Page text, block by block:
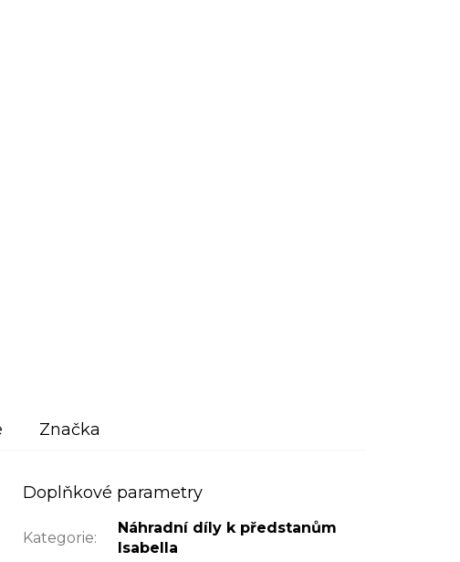
Značka
Doplňkové parametry
Kategorie:
Náhradní díly k předstanům
Isabella